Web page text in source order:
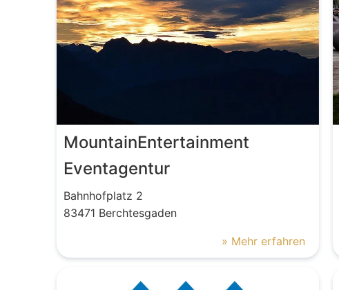
MountainEntertainment
Eventagentur
Bahnhofplatz 2
83471 Berchtesgaden
» Mehr erfahren